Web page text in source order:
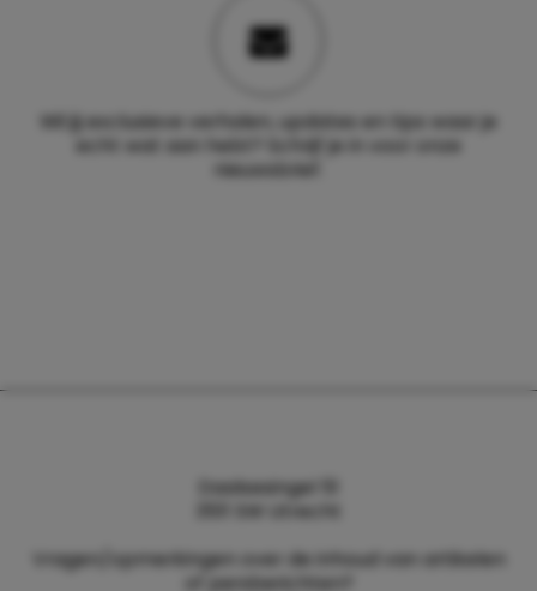
Wil jij exclusieve verhalen, updates en tips waar je
echt wat aan hebt? Schrijf je in voor onze
nieuwsbrief.
Daalsesingel 51
3511 SW Utrecht
Vragen/opmerkingen over de inhoud van artikelen
of persberichten?